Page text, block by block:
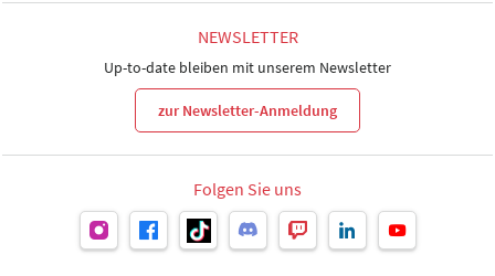
NEWSLETTER
Up-to-date bleiben mit unserem Newsletter
zur Newsletter-Anmeldung
Folgen Sie uns